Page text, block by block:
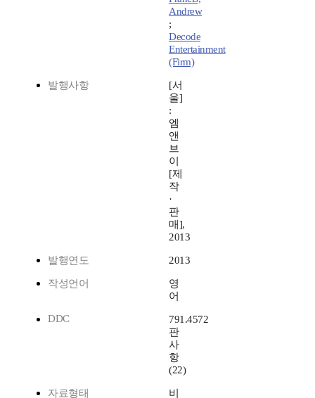
Andrew
;
Decode
Entertainment
(Firm)
발행사항
[서
울]
:
엠
앤
브
이
[제
작
·
판
매],
2013
발행연도 2013
작성언어
영
어
DDC
791.4572
판
사
항
(22)
자료형태 비